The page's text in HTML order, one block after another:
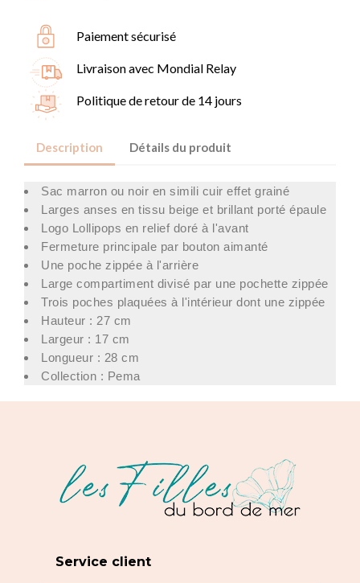
Paiement sécurisé
Livraison avec Mondial Relay
Politique de retour de 14 jours
Description Détails du produit
Sac marron ou noir en simili cuir effet grainé
Larges anses en tissu beige et brillant porté épaule
Logo Lollipops en relief doré à l'avant
Fermeture principale par bouton aimanté
Une poche zippée à l'arrière
Large compartiment divisé par une pochette zippée
Trois poches plaquées à l'intérieur dont une zippée
Hauteur : 27 cm
Largeur : 17 cm
Longueur : 28 cm
Collection : Pema
Service client